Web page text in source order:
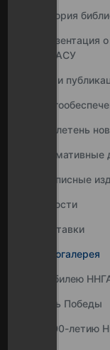
История
Презентация
ННГАСУ
Наши
Бюллетень
Нормативные
Подписные
Новости
Выставки
Фотогалерея
К юбилею
День Победы
К 800-летию